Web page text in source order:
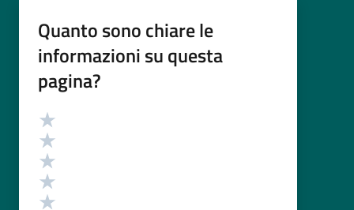
Quanto sono chiare le
informazioni su questa
pagina?
Valutazione